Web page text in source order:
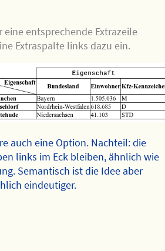
entsprechende Extrazeile
Extraspalte links dazu ein.
auch eine Option. Nachteil: die
links im Eck bleiben, ähnlich wie
Semantisch ist die Idee aber
eindeutiger.